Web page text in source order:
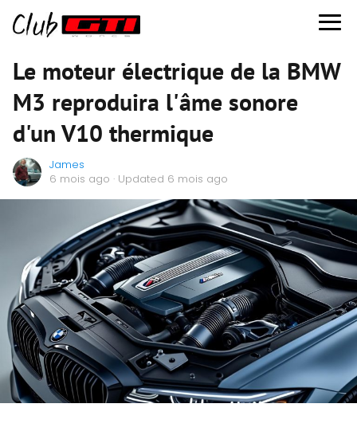
Le moteur électrique de la BMW
M3 reproduira l'âme sonore
d'un V10 thermique
James
6 mois ago · Updated 6 mois ago